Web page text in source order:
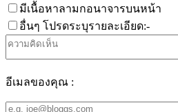
มีเนื้อหาลามกอนาจารบนหน้า
อื่นๆ โปรดระบุรายละเอียด:-
อีเมลของคุณ :